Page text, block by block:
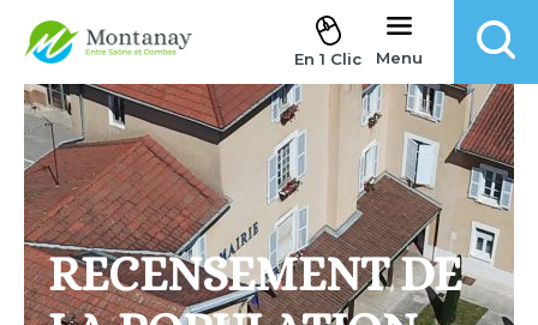
Aller au contenu
En 1 Clic Menu
RECENSEMENT DE